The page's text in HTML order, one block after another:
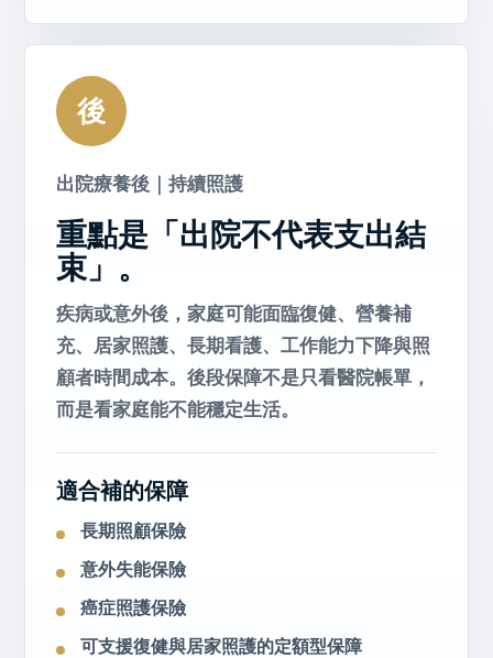
後
出院療養後｜持續照護
重點是「出院不代表支出結
束」。
疾病或意外後，家庭可能面臨復健、營養補
充、居家照護、長期看護、工作能力下降與照
顧者時間成本。後段保障不是只看醫院帳單，
而是看家庭能不能穩定生活。
適合補的保障
長期照顧保險
意外失能保險
癌症照護保險
可支援復健與居家照護的定額型保障